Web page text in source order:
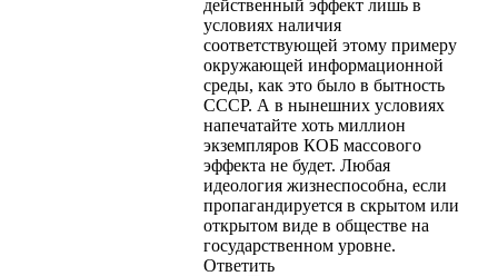
действенный эффект лишь в
условиях наличия
соответствующей этому примеру
окружающей информационной
среды, как это было в бытность
СССР. А в нынешних условиях
напечатайте хоть миллион
экземпляров КОБ массового
эффекта не будет. Любая
идеология жизнеспособна, если
пропагандируется в скрытом или
открытом виде в обществе на
государственном уровне.
Ответить